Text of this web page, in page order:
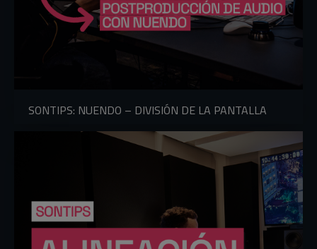
SONTIPS: NUENDO – DIVISIÓN DE LA PANTALLA